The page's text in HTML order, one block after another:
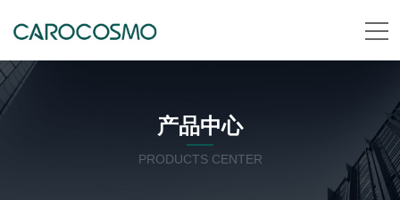
产品中心
PRODUCTS CENTER